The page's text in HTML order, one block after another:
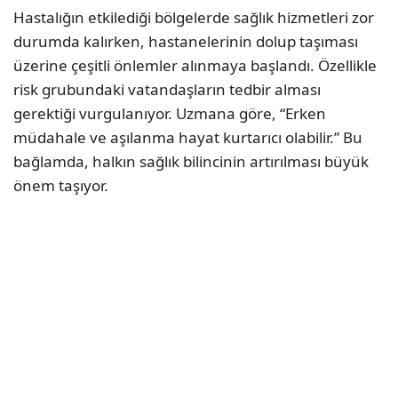
Hastalığın etkilediği bölgelerde sağlık hizmetleri zor
durumda kalırken, hastanelerinin dolup taşıması
üzerine çeşitli önlemler alınmaya başlandı. Özellikle
risk grubundaki vatandaşların tedbir alması
gerektiği vurgulanıyor. Uzmana göre, “Erken
müdahale ve aşılanma hayat kurtarıcı olabilir.” Bu
bağlamda, halkın sağlık bilincinin artırılması büyük
önem taşıyor.